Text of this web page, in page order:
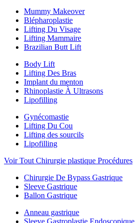
Mummy Makeover
Blépharoplastie
Lifting Du Visage
Lifting Mammaire
Brazilian Butt Lift
Body Lift
Lifting Des Bras
Implant du menton
Rhinoplastie À Ultrasons
Lipofilling
Gynécomastie
Lifting Du Cou
Lifting des sourcils
Lipofilling
Voir Tout Chirurgie plastique Procédures
Chirurgie De Bypass Gastrique
Sleeve Gastrique
Ballon Gastrique
Anneau gastrique
Sleeve Gastroplastie Endoscopique